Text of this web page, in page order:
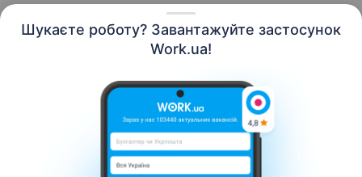
Шукаєте роботу? Завантажуйте застосунок
Work.ua!